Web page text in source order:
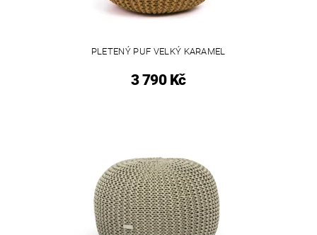
PLETENÝ PUF VELKÝ KARAMEL
3 790 Kč